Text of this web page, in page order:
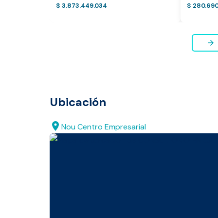
* Servicio disponible
$ 3.873.449.034 $
arrow_forward
Ubicación
location_on Nou Centro Empresarial